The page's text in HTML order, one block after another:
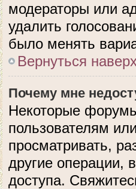
модераторы или
удалить
было менять
Вернуться
Почему мне
Некоторые
пользователям
просматривать,
другие операции,
доступа.